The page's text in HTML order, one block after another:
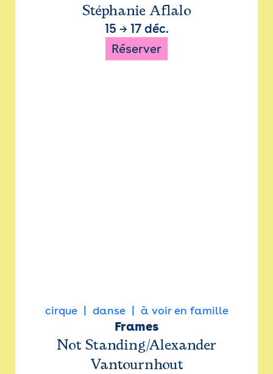
Stéphanie Aflalo
15 → 17 déc.
Réserver
cirque danse à voir en famille
Frames
Not Standing/Alexander
Vantournhout